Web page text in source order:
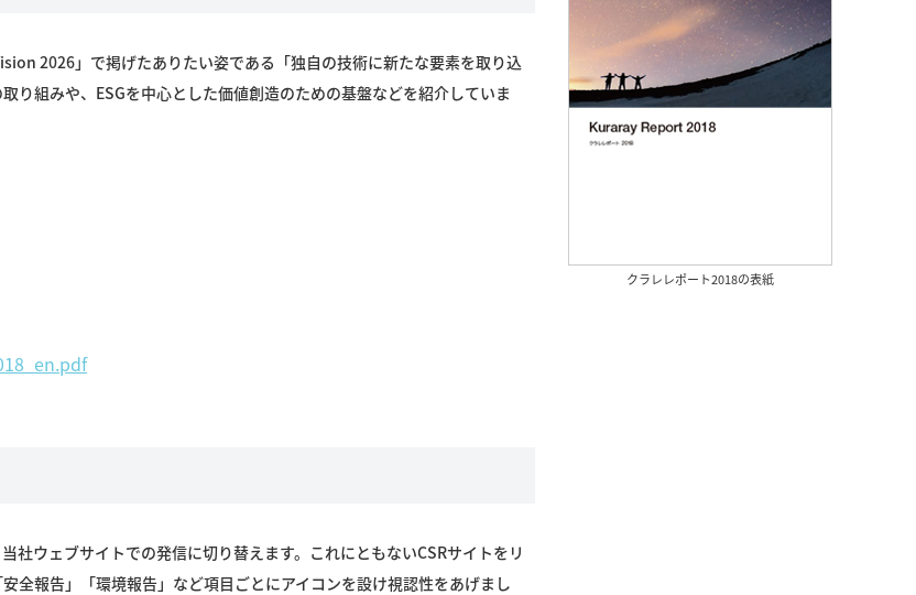
クラレレポート2018の表紙
2026」で掲げたありたい姿である「独自の技術に新たな要素を取り込
り組みや、ESGを中心とした価値創造のための基盤などを紹介していま
社ウェブサイトでの発信に切り替えます。これにともないCSRサイトをリ
全報告」「環境報告」など項目ごとにアイコンを設け視認性をあげまし